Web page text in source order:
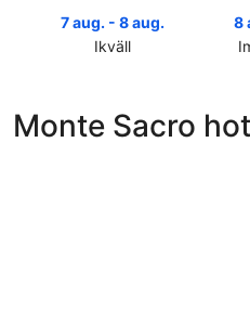
7 aug. - 8 aug.
Ikväll
Monte
8
Monte Sacro